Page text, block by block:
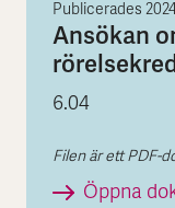
Publicerades 2024
Ansökan
6.04
Filen är ett PDF-
Öppna